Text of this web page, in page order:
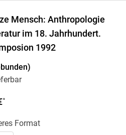
Mensch: Anthropologie
im 18. Jahrhundert.
1992
*
Format